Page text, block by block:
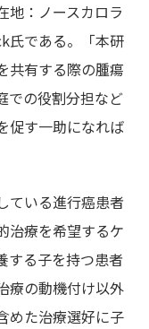
地：ノースカロラ
氏である。「本研
共有する際の腫瘍
での役割分担など
促す一助になれば
ている進行癌患者
治療を希望するケ
する子を持つ患者
療の動機付け以外
めた治療選好に子